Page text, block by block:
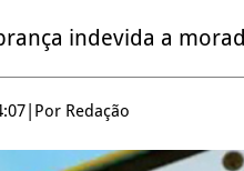
indevida a
Por Redação